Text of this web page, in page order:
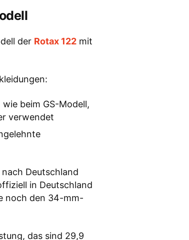
der Rotax 122 mit
beim GS-Modell,
verwendet
Deutschland
in Deutschland
noch den 34-mm-
das sind 29,9